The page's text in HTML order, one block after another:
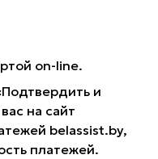
on-line.
и
на сайт
belassist.by,
платежей.